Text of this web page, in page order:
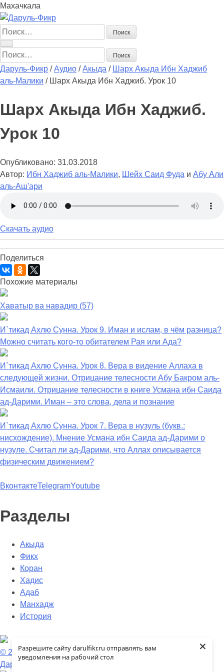
Разрешите сайту darulfikr.ru отправлять вам
уведомления на рабочий стол
×
Махачкала
Найти:
Найти:
Даруль-Фикр /Аудио /Акыда / Шарх Акыда Ибн Хаджиб
аль-Малики / Шарх Акыда Ибн Хаджиб. Урок 10
Шарх Акыда Ибн Хаджиб.
Урок 10
Опубликовано: 31.03.2018
Автор: Ибн Хаджиб аль-Малики, Шейх Саид Фуда и Абу Али
аль-Аш'ари
Скачать аудио
Поделиться
Похожие материалы
Хаватыр ва навадир (57)
И`тикад Ахлю Сунна. Урок 9. Иман и ислам, в чём разница?
Можно считать кого-то обитателем Рая или Ада?
И`тикад Ахлю Сунна. Урок 8. Вера в видение Аллаха в
следующей жизни. Отрицание телесности Абу Бакром аль-
Исмаили. Отрицание телесности в книге Усмана ибн Саида
ад-Дарими. Иман – это слова, дела и познание
И`тикад Ахлю Сунна. Урок 7. Вера в нузуль (букв.:
нисхождение). Мнение Усмана ибн Саида ад-Дарими о
нузуле. Считал ли ад-Дарими, что Аллах описывается
физическим движением?
ВконтактеTelegramYoutube
Разделы
Акыда
Фикх
Коран
Хадис
Адаб
Манхадж
История
© 2009 — 2026 darulfikr.ru.
Даруль-Фикр.Ру - Исламский образовательный портал.